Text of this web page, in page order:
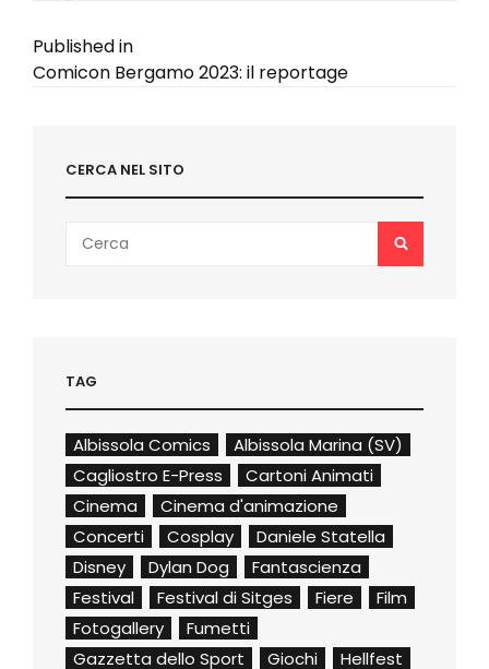
Navigazione
Published in
Comicon Bergamo 2023: il reportage
CERCA NEL SITO
for:
SEARCH
TAG
Albissola Comics
Albissola Marina (SV)
Cagliostro E-Press
Cartoni Animati
Cinema
Cinema d'animazione
Concerti
Cosplay
Daniele Statella
Disney
Dylan Dog
Fantascienza
Festival
Festival di Sitges Fiere
Film
Fotogallery
Fumetti
Gazzetta dello Sport
Giochi
Hellfest